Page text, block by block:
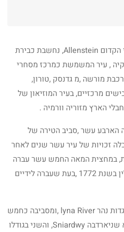
העיר שנקראה בשמה הגרמני הקדום Allenstein, נחשבת כבירת
, עיר המשמשת כמרכז מסחרי
מורשה ,מ גדנסק ,טורון,
מרכזיים, בעיר המוזיאון של
הארץ מזוריה וורמיה .
הארבע עשר ,סביב הטירה של
זכויות של עיר עשר שנים לאחר
במחצית המאה החמש עשר עברה
לשלטון פולני עד חלוקת פולין בשנת 1772 ,בעת שעברה לידיים
העיר אולשטיין ממוקמת על גדות נהר lyna River ,ומסביבה כחמש
עשר אגמים, האגם הגדול הוא שניארדבה Sniardwy, והשני בגודלו